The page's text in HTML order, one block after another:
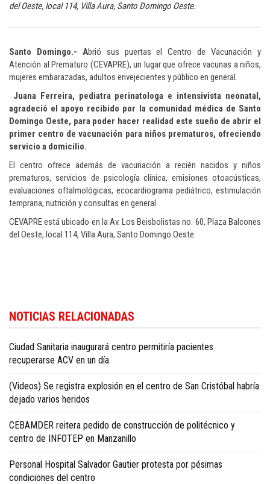
del Oeste, local 114, Villa Aura, Santo Domingo Oeste.
Santo Domingo.- Abrió sus puertas el Centro de Vacunación y
Atención al Prematuro (CEVAPRE), un lugar que ofrece vacunas a niños,
mujeres embarazadas, adultos envejecientes y público en general.
Juana Ferreira, pediatra perinatologa e intensivista neonatal,
agradeció el apoyo recibido por la comunidad médica de Santo
Domingo Oeste, para poder hacer realidad este sueño de abrir el
primer centro de vacunación para niños prematuros, ofreciendo
servicio a domicilio.
El centro ofrece además de vacunación a recién nacidos y niños
prematuros, servicios de psicología clínica, emisiones otoacústicas,
evaluaciones oftalmológicas, ecocardiograma pediátrico, estimulación
temprana, nutrición y consultas en general.
CEVAPRE está ubicado en la Av. Los Beisbolistas no. 60, Plaza Balcones
del Oeste, local 114, Villa Aura, Santo Domingo Oeste.
health and living news in English.
NOTICIAS RELACIONADAS
Ciudad Sanitaria inaugurará centro permitiría pacientes
recuperarse ACV en un día
(Videos) Se registra explosión en el centro de San Cristóbal habría
dejado varios heridos
CEBAMDER reitera pedido de construcción de politécnico y
centro de INFOTEP en Manzanillo
Personal Hospital Salvador Gautier protesta por pésimas
condiciones del centro